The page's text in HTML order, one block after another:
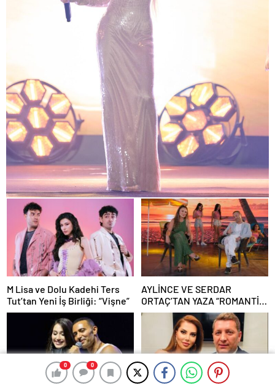
0 0
0 0
M Lisa ve Dolu Kadehi Ters
Tut’tan Yeni İş Birliği: “Vişne”
AYLİNCE VE SERDAR
ORTAÇ’TAN YAZA “ROMANTİK
AŞK” BOMBASI!